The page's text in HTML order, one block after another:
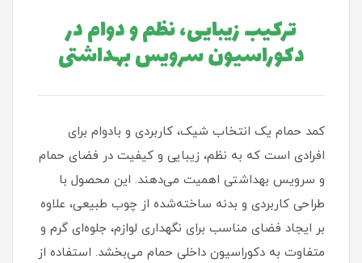
ترکیب زیبایی، نظم و دوام در
دکوراسیون سرویس بهداشتی
کمد حمام یک انتخاب شیک، کاربردی و بادوام برای
افرادی است که به نظم، زیبایی و کیفیت در فضای حمام
و سرویس بهداشتی اهمیت می‌دهند. این محصول با
طراحی کاربردی و بدنه ساخته‌شده از چوب طبیعی، علاوه
بر ایجاد فضای مناسب برای نگهداری لوازم، جلوه‌ای گرم و
متفاوت به دکوراسیون داخلی حمام می‌بخشد. استفاده از